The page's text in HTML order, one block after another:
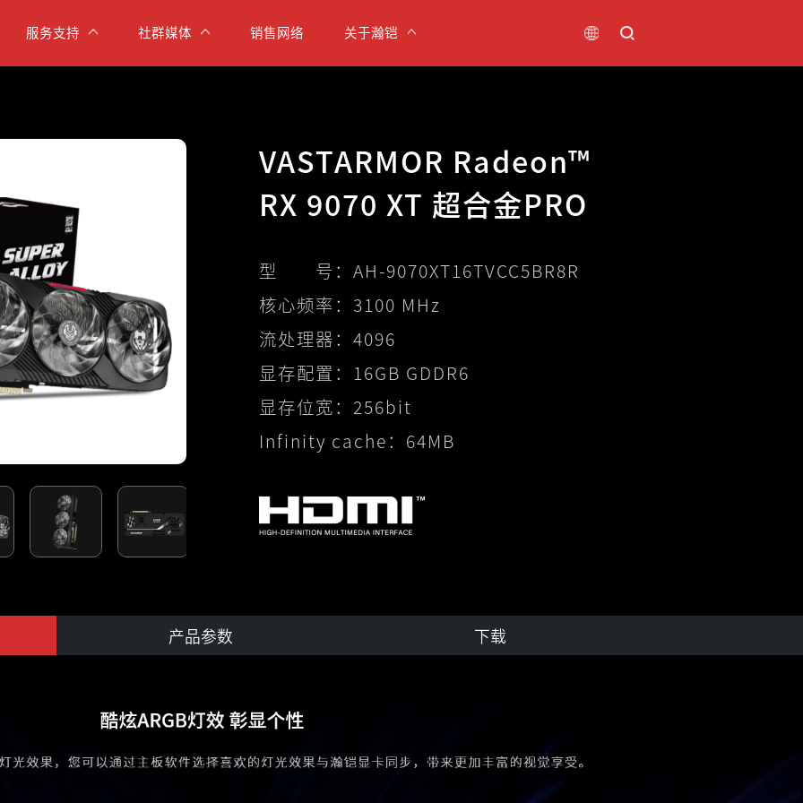
服务支持 社群媒体 销售网络 关于瀚铠
VASTARMOR Radeon™
RX 9070 XT 超合金PRO
型 号：AH-9070XT16TVCC5BR8R
核心频率： 3100 MHz
流处理器：4096
显存配置： 16GB GDDR6
显存位宽： 256bit
Infinity cache： 64MB
产品参数 下载